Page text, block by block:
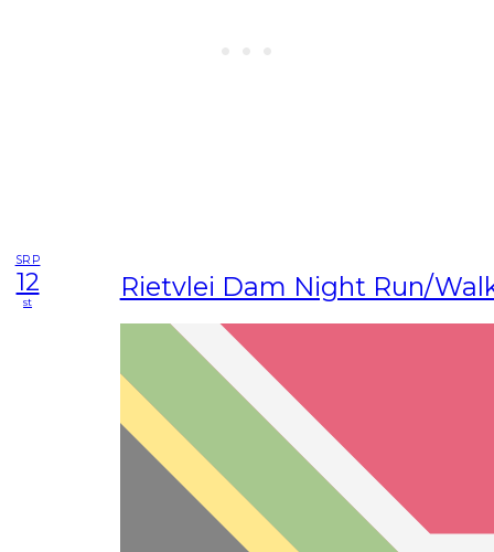
SRP
12
st Rietvlei Dam Night Run/